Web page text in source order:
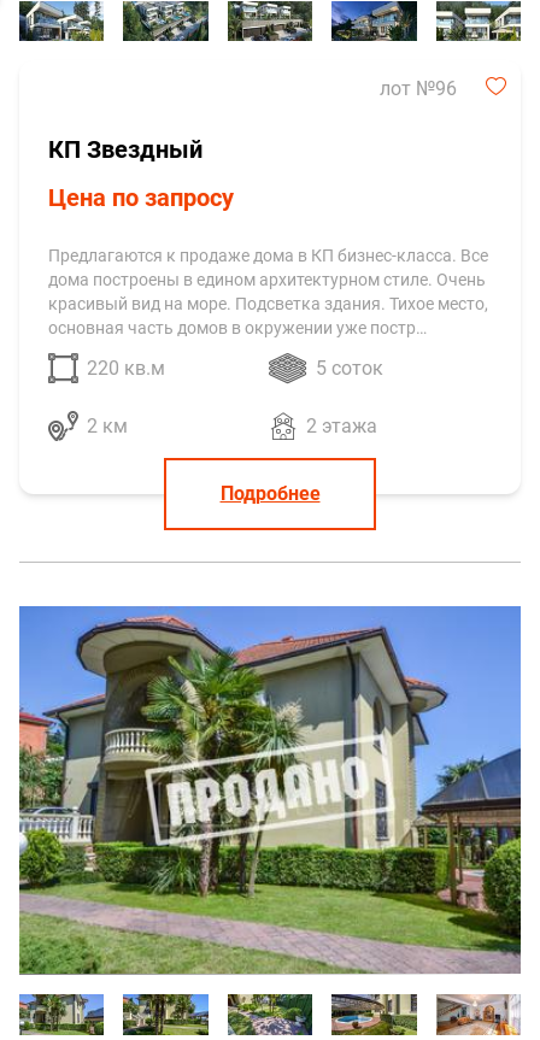
лот №96
КП Звездный
Цена по запросу
Предлагаются к продаже дома в КП бизнес-класса. Все
дома построены в едином архитектурном стиле. Очень
красивый вид на море. Подсветка здания. Тихое место,
основная часть домов в окружении уже постр…
220 кв.м 5 соток
2 км 2 этажа
Подробнее